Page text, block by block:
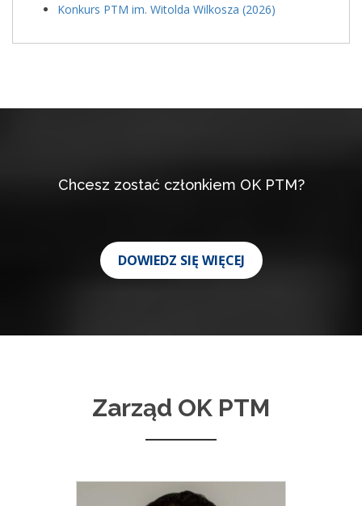
Konkurs PTM im. Witolda Wilkosza (2026)
Chcesz zostać członkiem OK PTM?
DOWIEDZ SIĘ WIĘCEJ
Zarząd OK PTM